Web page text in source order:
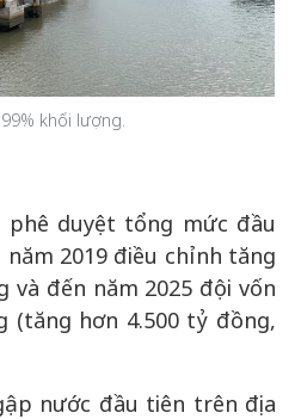
khối lượng.
duyệt tổng mức đầu
2019 điều chỉnh tăng
và đến năm 2025 đội vốn
(tăng hơn 4.500 tỷ đồng,
nước đầu tiên trên địa